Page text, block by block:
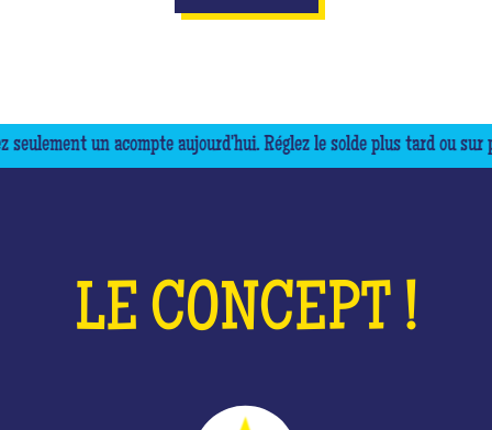
un acompte aujourd'hui. Réglez le solde plus tard ou sur place.
LE CONCEPT !